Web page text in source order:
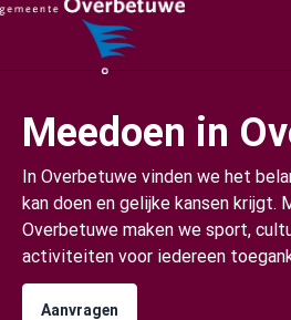
Meedoen in
In Overbetuwe vinden we het
kan doen en gelijke kansen krijgt.
Overbetuwe maken we sport,
activiteiten voor iedereen
Aanvragen